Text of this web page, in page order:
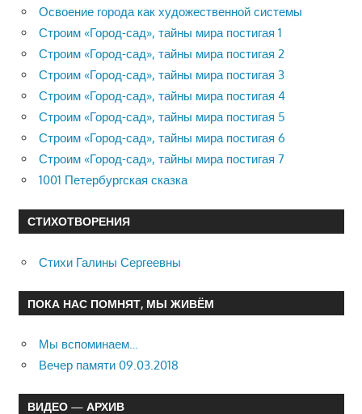
Освоение города как художественной системы
Строим «Город-сад», тайны мира постигая 1
Строим «Город-сад», тайны мира постигая 2
Строим «Город-сад», тайны мира постигая 3
Строим «Город-сад», тайны мира постигая 4
Строим «Город-сад», тайны мира постигая 5
Строим «Город-сад», тайны мира постигая 6
Строим «Город-сад», тайны мира постигая 7
1001 Петербургская сказка
СТИХОТВОРЕНИЯ
Стихи Галины Сергеевны
ПОКА НАС ПОМНЯТ, МЫ ЖИВЁМ
Мы вспоминаем…
Вечер памяти 09.03.2018
ВИДЕО — АРХИВ